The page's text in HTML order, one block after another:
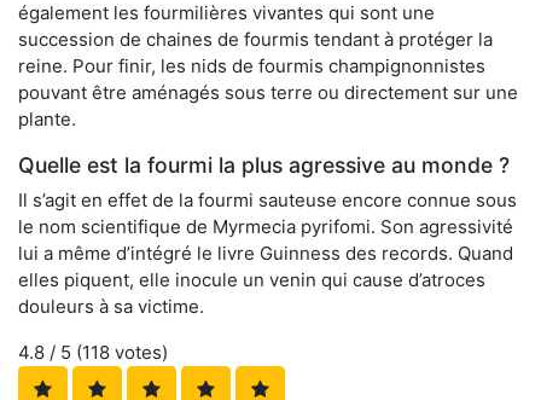
également les fourmilières vivantes qui sont une
succession de chaines de fourmis tendant à protéger la
reine. Pour finir, les nids de fourmis champignonnistes
pouvant être aménagés sous terre ou directement sur une
plante.
Quelle est la fourmi la plus agressive au monde ?
Il s’agit en effet de la fourmi sauteuse encore connue sous
le nom scientifique de Myrmecia pyrifomi. Son agressivité
lui a même d’intégré le livre Guinness des records. Quand
elles piquent, elle inocule un venin qui cause d’atroces
douleurs à sa victime.
4.8 / 5 (118 votes)